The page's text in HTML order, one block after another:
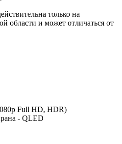
только на
области и может отличаться от
Full HD, HDR)
- QLED